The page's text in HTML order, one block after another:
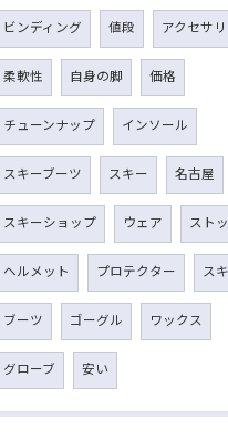
ビンディング 値段 アクセサ
柔軟性 自身の脚 価格
チューンナップ インソール
スキーブーツ スキー 名古屋
スキーショップ ウェア スト
ヘルメット プロテクター ス
ブーツ ゴーグル ワックス
グローブ 安い